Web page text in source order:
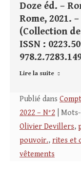
Doze éd. –
Rome, 2021.
(Collection
ISSN :
Lire la suite
Publié dans
2022 – N°2 |
Olivier Devillers,
pouvoir., rites et
vêtements